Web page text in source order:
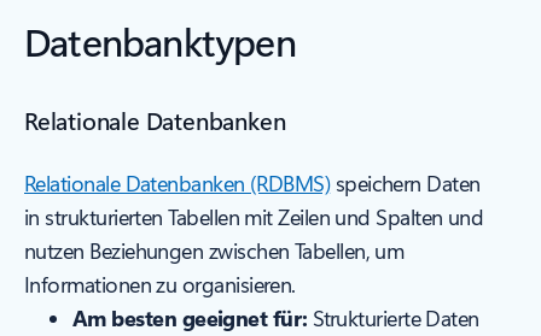
Datenbanktypen
Relationale Datenbanken
Relationale Datenbanken (RDBMS)speichern Daten
in strukturierten Tabellen mit Zeilen und Spalten und
nutzen Beziehungen zwischen Tabellen, um
Informationen zu organisieren.
Am besten geeignet für: Strukturierte Daten